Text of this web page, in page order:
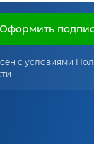
Оформить
с условиями